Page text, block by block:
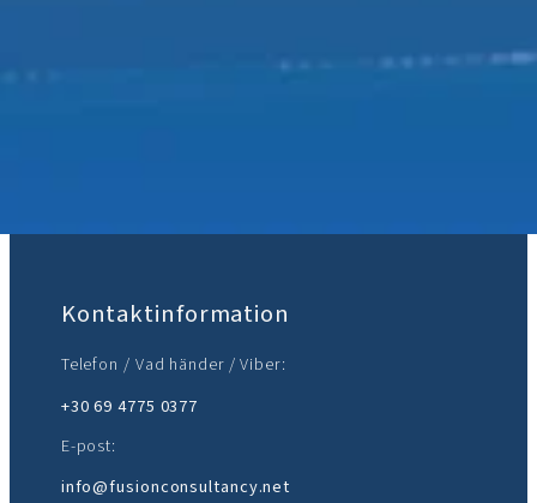
Kontaktinformation
Telefon / Vad händer / Viber:
+30 69 4775 0377
E-post:
info@fusionconsultancy.net